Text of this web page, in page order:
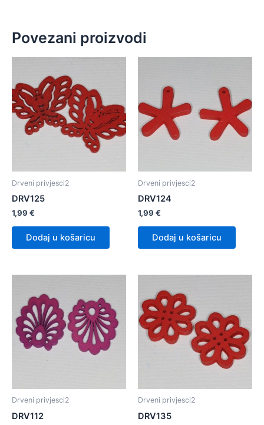
Povezani proizvodi
Drveni privjesci2
DRV125
1,99 €
Dodaj u košaricu
Drveni privjesci2
DRV124
1,99 €
Dodaj u košaricu
Drveni privjesci2
DRV112
Drveni privjesci2
DRV135